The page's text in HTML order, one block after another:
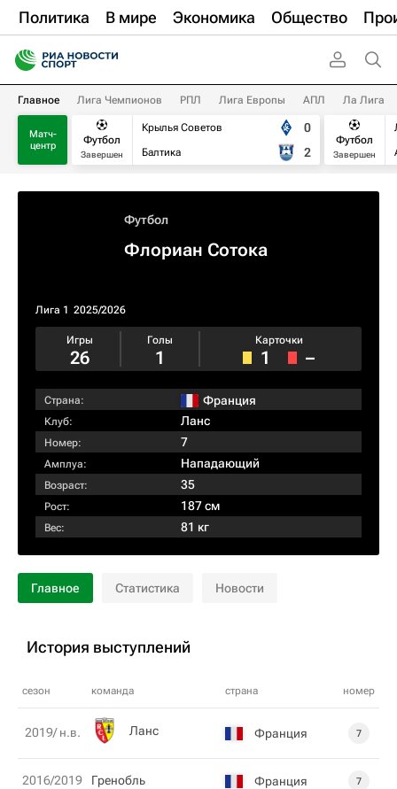
Политика В мире Экономика Общество
Главное Лига Чемпионов РПЛ Лига Европы АПЛ Ла Лига
Матч-
центр
Футбол
Завершен
Крылья Советов
Балтика
0
2
Футбол
Завершен
Футбол
Флориан Сотока
Лига 1 2025/2026
Игры
26
Голы
1
Карточки
1 –
Страна: Франция
Клуб: Ланс
Номер: 7
Амплуа: Нападающий
Возраст: 35
Рост: 187 см
Вес: 81 кг
Главное Статистика Новости
История выступлений
сезон команда страна номер
2019/ н.в. Ланс Франция 7
2016/2019 Гренобль Франция 7